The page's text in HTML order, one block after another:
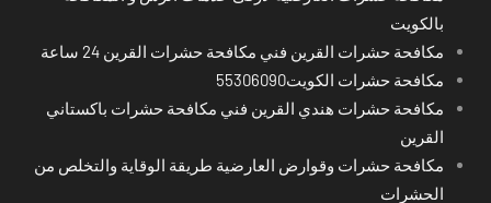
بالكويت
مكافحة حشرات القرين فني مكافحة حشرات القرين 24 ساعة
مكافحة حشرات الكويت55306090
مكافحة حشرات هندي القرين فني مكافحة حشرات باكستاني
القرين
مكافحة حشرات وقوارض العارضية طريقة الوقاية والتخلص من
الحشرات